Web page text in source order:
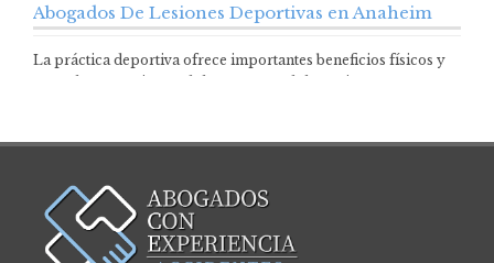
Abogados De Lesiones Deportivas en Anaheim
La práctica deportiva ofrece importantes beneficios físicos y